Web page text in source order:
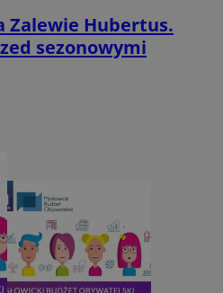
Zalewie Hubertus.
sezonowymi